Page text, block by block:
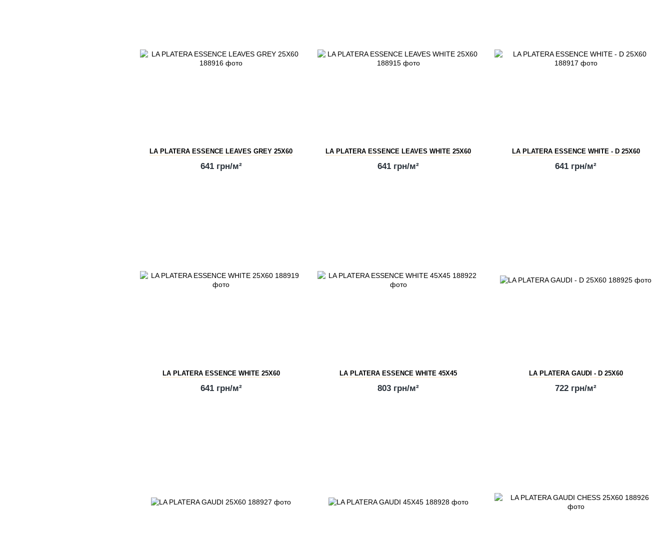
LA PLATERA ESSENCE LEAVES GREY 25X60
641 грн/м²
LA PLATERA ESSENCE LEAVES WHITE 25X60
641 грн/м²
LA PLATERA ESSENCE WHITE - D 25X60
641 грн/м²
LA PLATERA ESSENCE WHITE 25X60
641 грн/м²
LA PLATERA ESSENCE WHITE 45X45
803 грн/м²
LA PLATERA GAUDI - D 25X60
722 грн/м²